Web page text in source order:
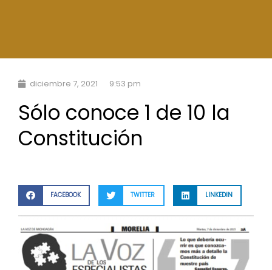
diciembre 7, 2021 9:53 pm
Sólo conoce 1 de 10 la
Constitución
FACEBOOK TWITTER LINKEDIN